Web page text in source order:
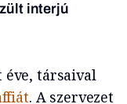
interjú
társaival
. A szervezet